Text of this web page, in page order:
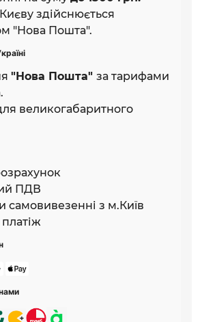
здійснюється
"Нова Пошта".
"Нова Пошта" за тарифами
великогабаритного
ПДВ
самовивезенні з м.Київ